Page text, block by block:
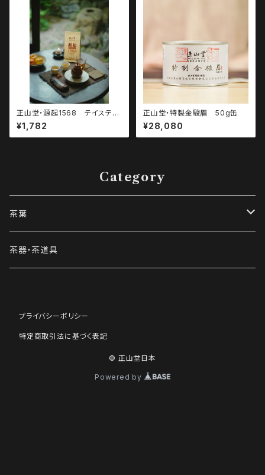
正山堂・源起1568 テイスティ
ングパック・5g×3パック（無煙型
正山小種）
¥1,782
正山堂・特製金駿眉 50g缶
¥28,080
Category
茶葉
駿眉紅茶
飲み比べパック
茶器・茶道具
プライバシーポリシー
特定商取引法に基づく表記
© 正山堂日本
Powered by